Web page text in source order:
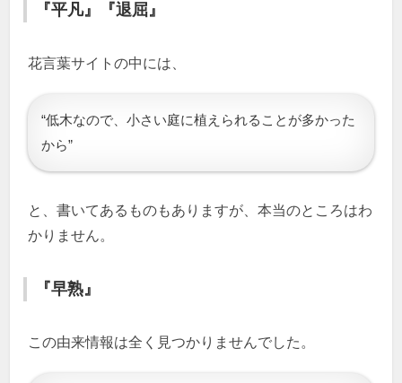
『平凡』『退屈』
花言葉サイトの中には、
“低木なので、小さい庭に植えられることが多かった
から”
と、書いてあるものもありますが、本当のところはわ
かりません。
『早熟』
この由来情報は全く見つかりませんでした。